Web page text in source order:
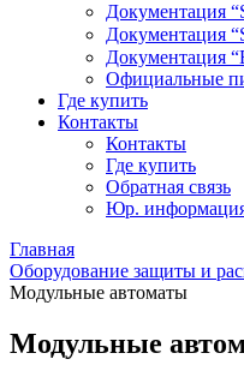
Документация
Документация
Документация
Официальные
Где купить
Контакты
Контакты
Где купить
Обратная связь
Юр.
Главная
Оборудование защиты и
Модульные автоматы
Модульные